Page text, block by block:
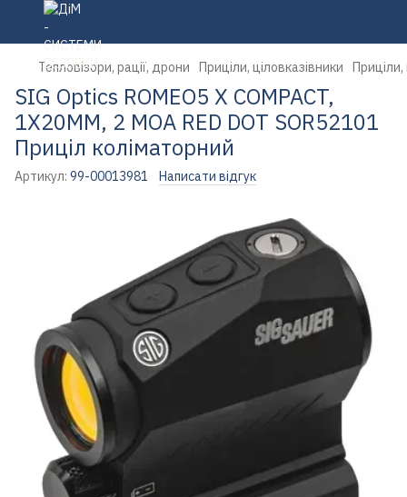
Тепловізори, рації, дрони Приціли, ціловказівники Приціли,
SIG Optics ROMEO5 X COMPACT,
1X20MM, 2 MOA RED DOT SOR52101
Приціл коліматорний
Артикул: 99-00013981 Написати відгук